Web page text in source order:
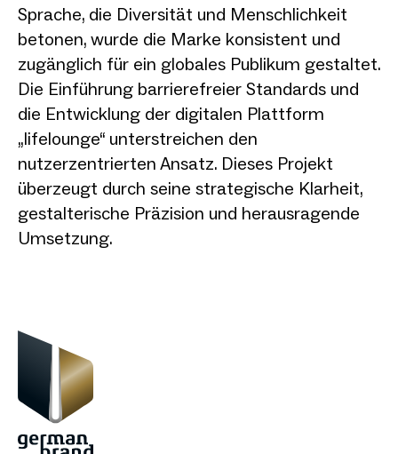
Sprache, die Diversität und Menschlichkeit
betonen, wurde die Marke konsistent und
zugänglich für ein globales Publikum gestaltet.
Die Einführung barrierefreier Standards und
die Entwicklung der digitalen Plattform
„lifelounge“ unterstreichen den
nutzerzentrierten Ansatz. Dieses Projekt
überzeugt durch seine strategische Klarheit,
gestalterische Präzision und herausragende
Umsetzung.